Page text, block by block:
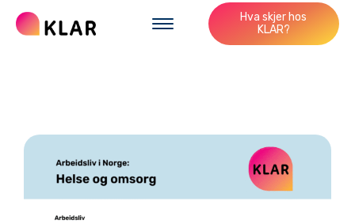
Hva skjer hos
KLAR?